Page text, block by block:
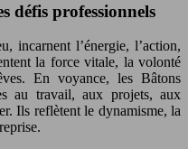
défis professionnels
incarnent l’énergie, l’action,
la force vitale, la volonté
En voyance, les Bâtons
au travail, aux projets, aux
Ils reflètent le dynamisme, la